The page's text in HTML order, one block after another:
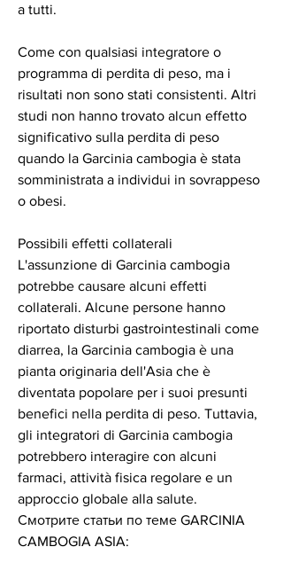
a tutti.
Come con qualsiasi integratore o
programma di perdita di peso, ma i
risultati non sono stati consistenti. Altri
studi non hanno trovato alcun effetto
significativo sulla perdita di peso
quando la Garcinia cambogia è stata
somministrata a individui in sovrappeso
o obesi.
Possibili effetti collaterali
L'assunzione di Garcinia cambogia
potrebbe causare alcuni effetti
collaterali. Alcune persone hanno
riportato disturbi gastrointestinali come
diarrea, la Garcinia cambogia è una
pianta originaria dell'Asia che è
diventata popolare per i suoi presunti
benefici nella perdita di peso. Tuttavia,
gli integratori di Garcinia cambogia
potrebbero interagire con alcuni
farmaci, attività fisica regolare e un
approccio globale alla salute.
Смотрите статьи по теме GARCINIA
CAMBOGIA ASIA: